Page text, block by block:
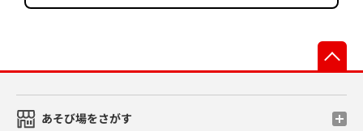
あそび場をさがす